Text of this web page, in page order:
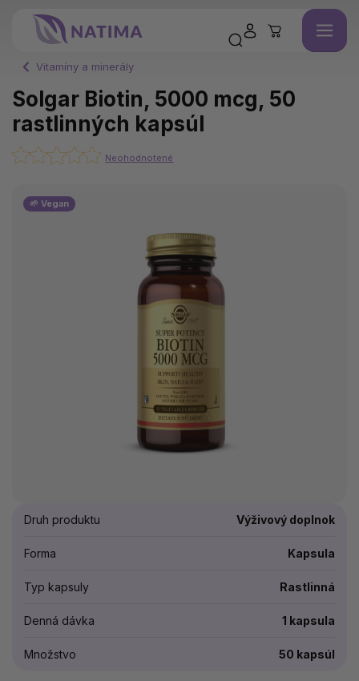
Vitamíny a minerály
Solgar Biotin, 5000 mcg, 50
rastlinných kapsúl
Neohodnotené
🌱 Vegan
Druh produktu Výživový doplnok
Forma Kapsula
Typ kapsuly Rastlinná
Denná dávka 1 kapsula
Množstvo 50 kapsúl